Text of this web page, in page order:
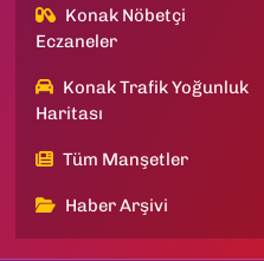
Konak Nöbetçi
Eczaneler
Konak Trafik Yoğunluk
Haritası
Tüm Manşetler
Haber Arşivi